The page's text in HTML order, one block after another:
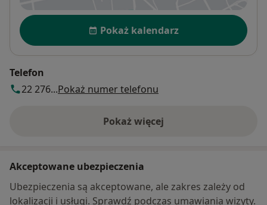
Dostępność
Pokaż kalendarz
Telefon
22 276...Pokaż numer telefonu
Pokaż więcej
o adresie
Akceptowane ubezpieczenia
Ubezpieczenia są akceptowane, ale zakres zależy od
lokalizacji i usługi. Sprawdź podczas umawiania wizyty.